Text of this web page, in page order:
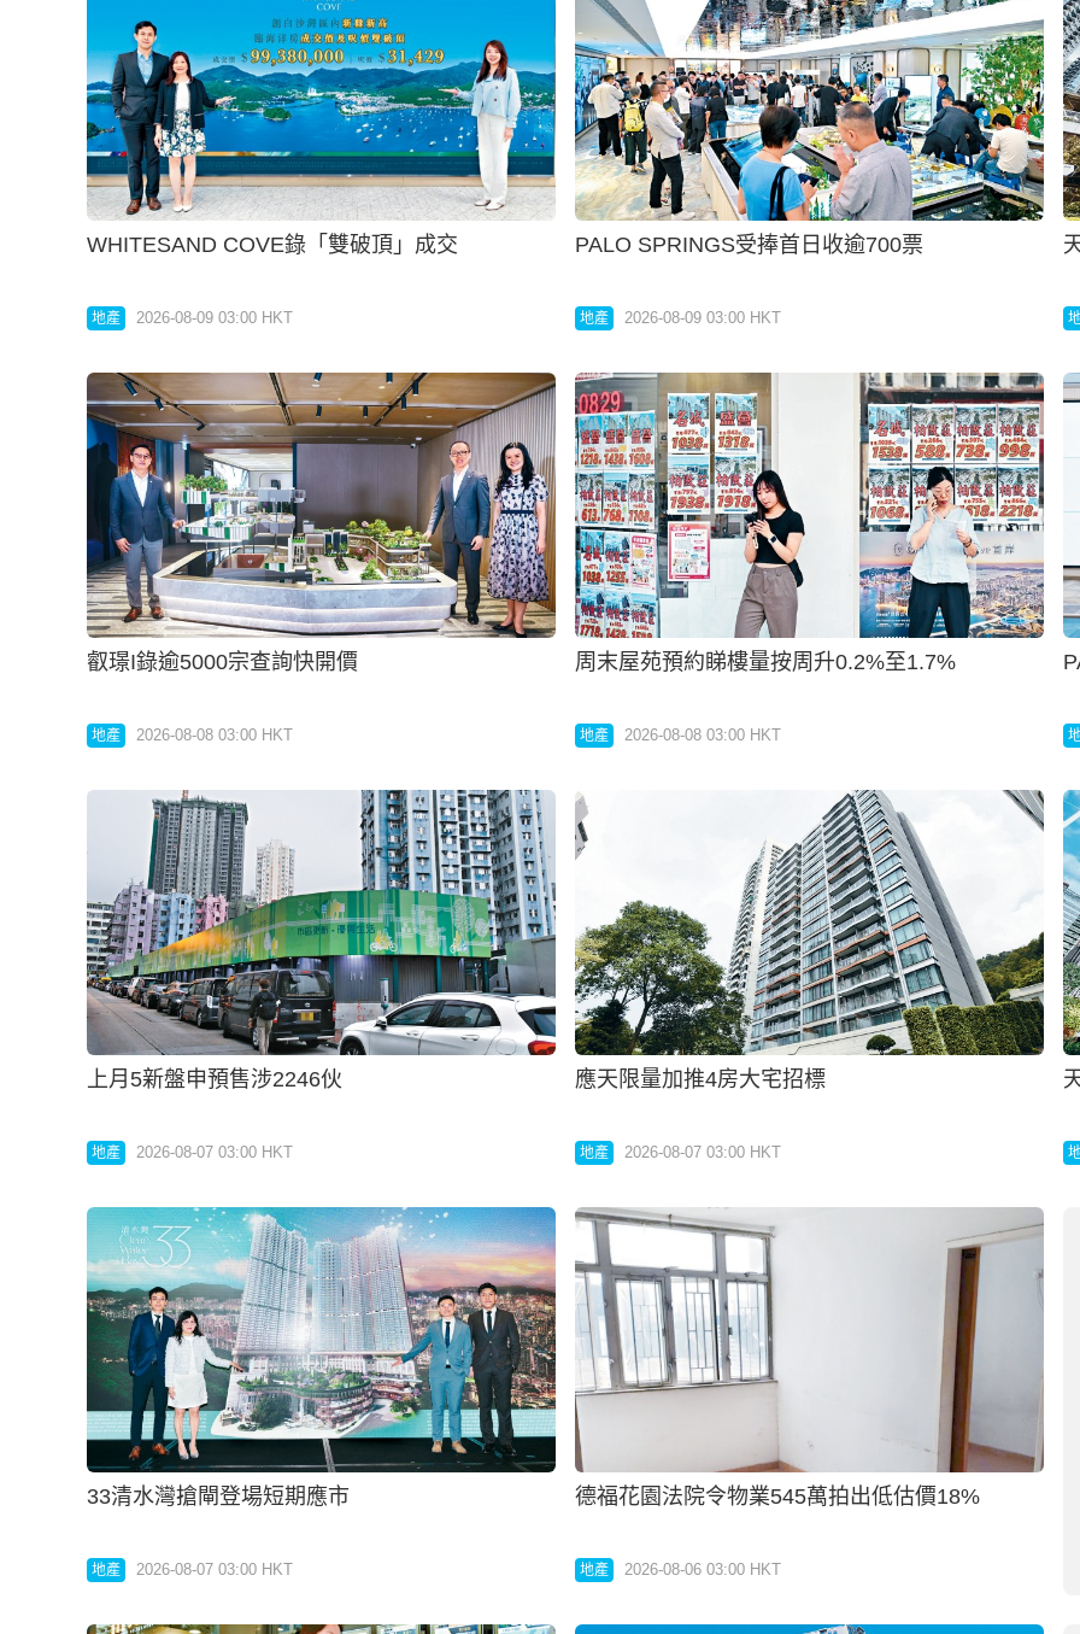
WHITESAND COVE錄「雙破頂」成交
地產 2026-08-09 03:00 HKT
PALO SPRINGS受捧首日收逾700票
地產 2026-08-09 03:00 HKT
叡璟I錄逾5000宗查詢快開價
地產 2026-08-08 03:00 HKT
周末屋苑預約睇樓量按周升0.2%至1.7%
地產 2026-08-08 03:00 HKT
上月5新盤申預售涉2246伙
地產 2026-08-07 03:00 HKT
應天限量加推4房大宅招標
地產 2026-08-07 03:00 HKT
33清水灣搶閘登場短期應市
地產 2026-08-07 03:00 HKT
德福花園法院令物業545萬拍出低估價18%
地產 2026-08-06 03:00 HKT